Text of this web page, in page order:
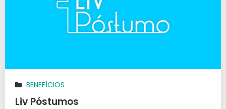
BENEFÍCIOS
Liv Póstumos